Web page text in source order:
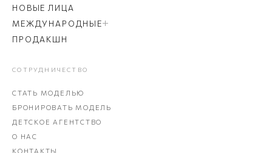
НОВЫЕ ЛИЦА
МЕЖДУНАРОДНЫЕ
ПРОДАКШН
СОТРУДНИЧЕСТВО
СТАТЬ МОДЕЛЬЮ
БРОНИРОВАТЬ МОДЕЛЬ
ДЕТСКОЕ АГЕНТСТВО
О НАС
КОНТАКТЫ